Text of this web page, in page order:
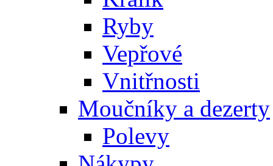
Ryby
Vepřové
Vnitřnosti
Moučníky a dezerty
Polevy